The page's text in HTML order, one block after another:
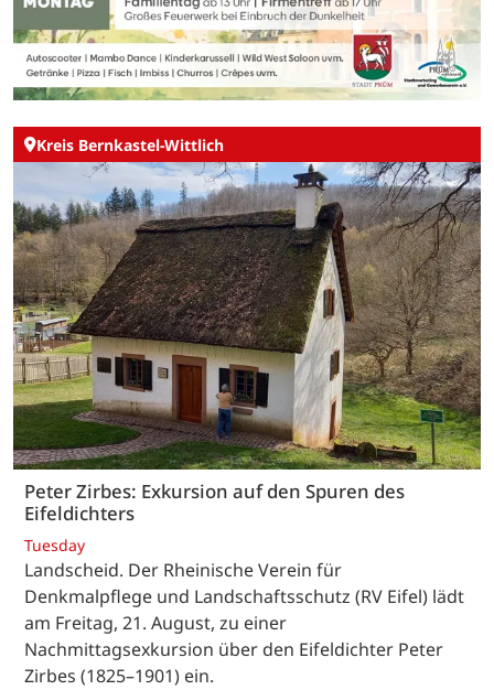
Kreis Bernkastel-Wittlich
Peter Zirbes: Exkursion auf den Spuren des
Eifeldichters
Tuesday
Landscheid. Der Rheinische Verein für
Denkmalpflege und Landschaftsschutz (RV Eifel) lädt
am Freitag, 21. August, zu einer
Nachmittagsexkursion über den Eifeldichter Peter
Zirbes (1825–1901) ein.